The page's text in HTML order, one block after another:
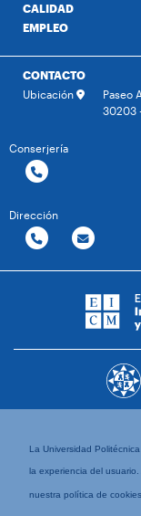
La Universidad
la experiencia del
nuestra política de
CALIDAD
EMPLEO
CONTACTO
Ubicación
Paseo
30203
Conserjería
Dirección